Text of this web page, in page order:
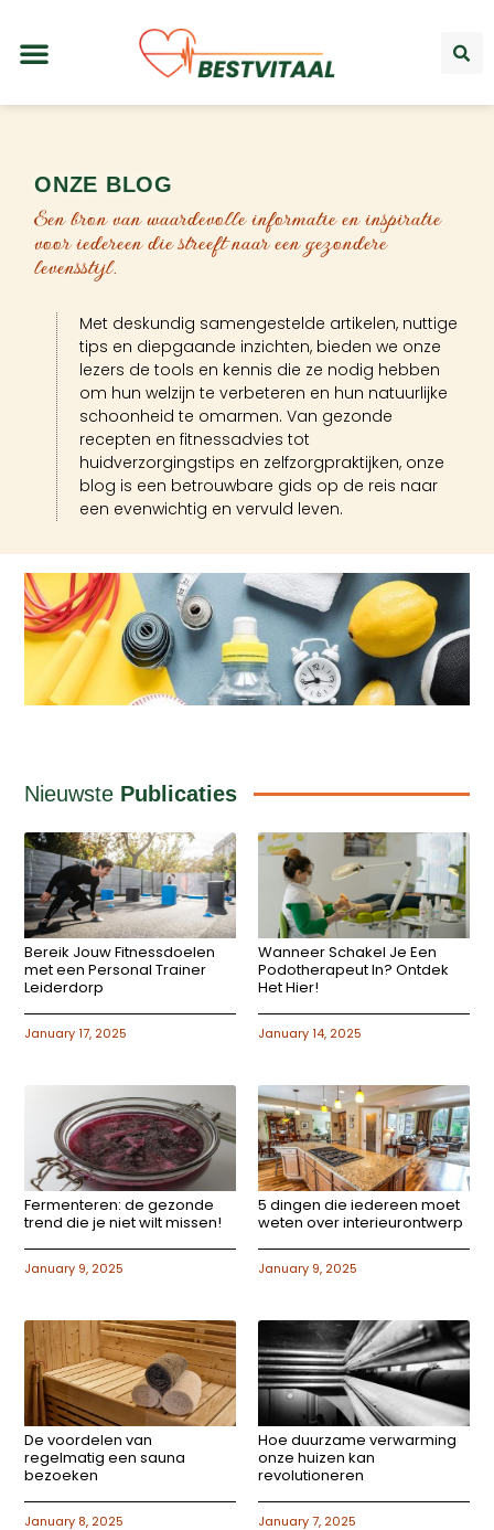
ONZE BLOG
Een bron van waardevolle informatie en inspiratie
voor iedereen die streeft naar een gezondere
levensstijl.
Met deskundig samengestelde artikelen, nuttige
tips en diepgaande inzichten, bieden we onze
lezers de tools en kennis die ze nodig hebben
om hun welzijn te verbeteren en hun natuurlijke
schoonheid te omarmen. Van gezonde
recepten en fitnessadvies tot
huidverzorgingstips en zelfzorgpraktijken, onze
blog is een betrouwbare gids op de reis naar
een evenwichtig en vervuld leven.
Nieuwste Publicaties
Bereik Jouw Fitnessdoelen
met een Personal Trainer
Leiderdorp
January 17, 2025
Wanneer Schakel Je Een
Podotherapeut In? Ontdek
Het Hier!
January 14, 2025
Fermenteren: de gezonde
trend die je niet wilt missen!
January 9, 2025
5 dingen die iedereen moet
weten over interieurontwerp
January 9, 2025
De voordelen van
regelmatig een sauna
bezoeken
January 8, 2025
Hoe duurzame verwarming
onze huizen kan
revolutioneren
January 7, 2025